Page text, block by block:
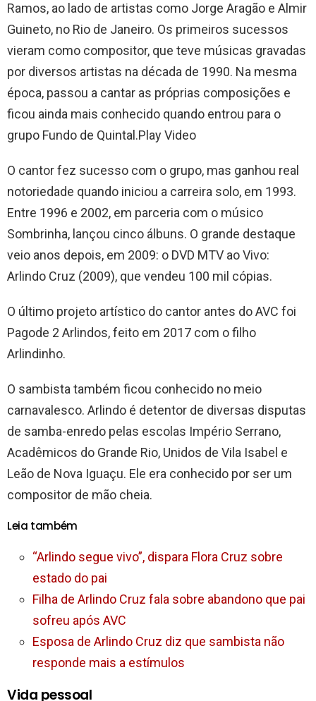
Ramos, ao lado de artistas como Jorge Aragão e Almir
Guineto, no Rio de Janeiro. Os primeiros sucessos
vieram como compositor, que teve músicas gravadas
por diversos artistas na década de 1990. Na mesma
época, passou a cantar as próprias composições e
ficou ainda mais conhecido quando entrou para o
grupo Fundo de Quintal.Play Video
O cantor fez sucesso com o grupo, mas ganhou real
notoriedade quando iniciou a carreira solo, em 1993.
Entre 1996 e 2002, em parceria com o músico
Sombrinha, lançou cinco álbuns. O grande destaque
veio anos depois, em 2009: o DVD MTV ao Vivo:
Arlindo Cruz (2009), que vendeu 100 mil cópias.
O último projeto artístico do cantor antes do AVC foi
Pagode 2 Arlindos, feito em 2017 com o filho
Arlindinho.
O sambista também ficou conhecido no meio
carnavalesco. Arlindo é detentor de diversas disputas
de samba-enredo pelas escolas Império Serrano,
Acadêmicos do Grande Rio, Unidos de Vila Isabel e
Leão de Nova Iguaçu. Ele era conhecido por ser um
compositor de mão cheia.
Leia também
“Arlindo segue vivo”, dispara Flora Cruz sobre
estado do pai
Filha de Arlindo Cruz fala sobre abandono que pai
sofreu após AVC
Esposa de Arlindo Cruz diz que sambista não
responde mais a estímulos
Vida pessoal